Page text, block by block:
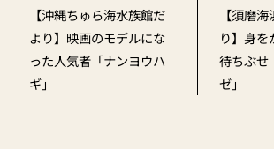
【沖縄ちゅら海水族館だ
より】映画のモデルにな
った人気者「ナンヨウハ
ギ」
【須磨
り】身
待ちぶせ
ゼ」